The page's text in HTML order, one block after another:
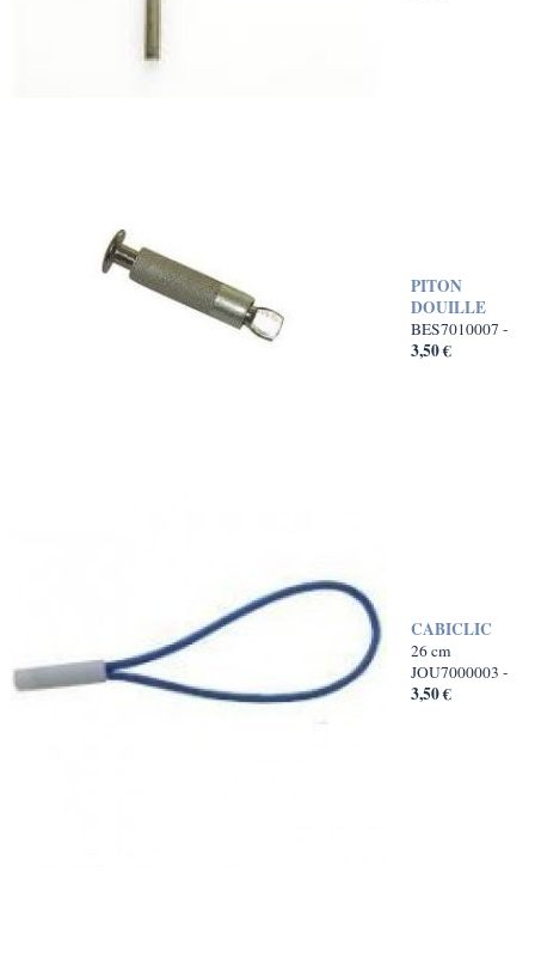
PITON
DOUILLE
BES7010007 -
3,50 €
CABICLIC
26 cm
JOU7000003 -
3,50 €